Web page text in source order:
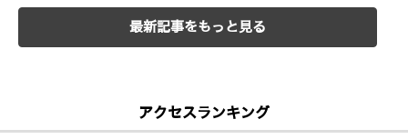
最新記事をもっと見る
アクセスランキング